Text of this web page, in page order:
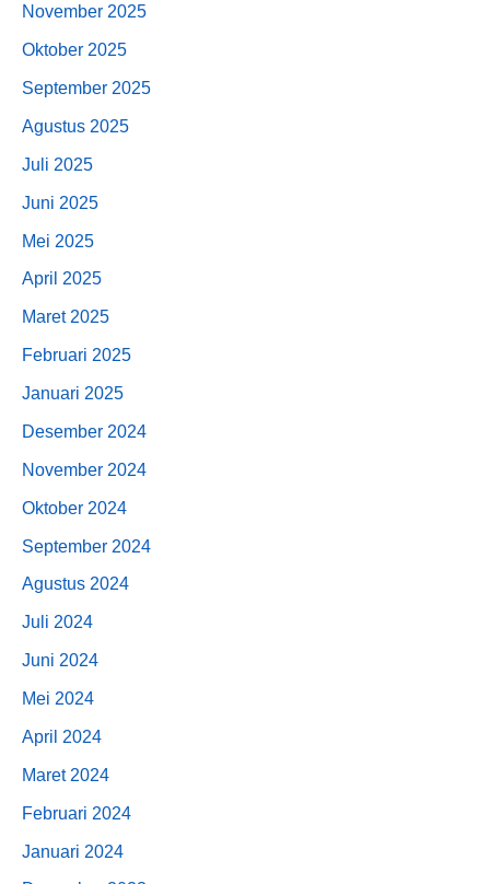
November 2025
Oktober 2025
September 2025
Agustus 2025
Juli 2025
Juni 2025
Mei 2025
April 2025
Maret 2025
Februari 2025
Januari 2025
Desember 2024
November 2024
Oktober 2024
September 2024
Agustus 2024
Juli 2024
Juni 2024
Mei 2024
April 2024
Maret 2024
Februari 2024
Januari 2024